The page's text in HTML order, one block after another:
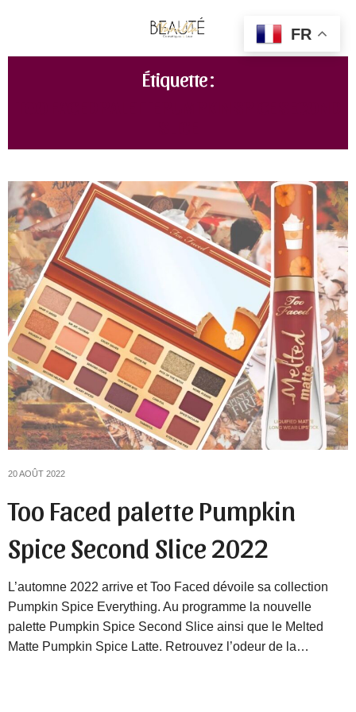
Étiquette :
20 AOÛT 2022
Too Faced palette Pumpkin
Spice Second Slice 2022
L’automne 2022 arrive et Too Faced dévoile sa collection
Pumpkin Spice Everything. Au programme la nouvelle
palette Pumpkin Spice Second Slice ainsi que le Melted
Matte Pumpkin Spice Latte. Retrouvez l’odeur de la…
FR